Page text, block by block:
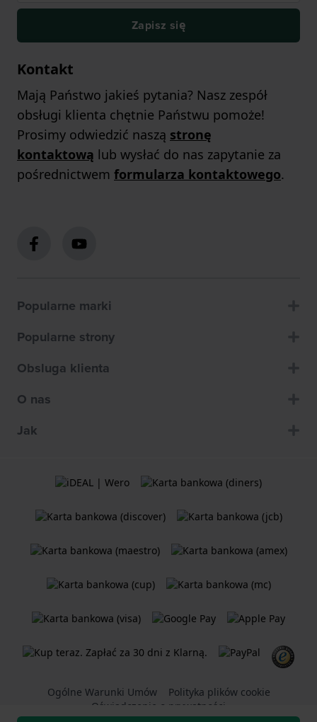
Zapisz się
Kontakt
Mają Państwo jakieś pytania? Nasz zespół
obsługi klienta chętnie Państwu pomoże!
Prosimy odwiedzić naszą stronę
kontaktową lub wysłać do nas zapytanie za
pośrednictwem formularza kontaktowego.
Popularne marki
Popularne strony
Obsluga klienta
O nas
Jak
Ogólne Warunki Umów
Polityka plików cookie
Oświadczenie o prywatności